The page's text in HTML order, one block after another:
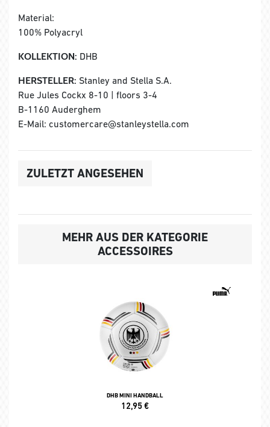
Material:
100% Polyacryl
KOLLEKTION: DHB
HERSTELLER: Stanley and Stella S.A.
Rue Jules Cockx 8-10 | floors 3-4
B-1160 Auderghem
E-Mail: customercare@stanleystella.com
ZULETZT ANGESEHEN
MEHR AUS DER KATEGORIE
ACCESSOIRES
DHB MINI HANDBALL
12,95€